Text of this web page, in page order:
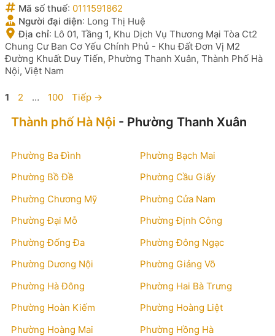
Mã số thuế: 0111591862
Người đại diện: Long Thị Huệ
Địa chỉ: Lô 01, Tầng 1, Khu Dịch Vụ Thương Mại Tòa Ct2
Chung Cư Ban Cơ Yếu Chính Phủ - Khu Đất Đơn Vị M2
Đường Khuất Duy Tiến, Phường Thanh Xuân, Thành Phố Hà
Nội, Việt Nam
Trang
1 Trang
2 … Trang
100 Tiếp →
Thành phố Hà Nội - Phường Thanh Xuân
Phường Ba Đình
Phường Bạch Mai
Phường Bồ Đề
Phường Cầu Giấy
Phường Chương Mỹ
Phường Cửa Nam
Phường Đại Mỗ
Phường Định Công
Phường Đống Đa
Phường Đông Ngạc
Phường Dương Nội
Phường Giảng Võ
Phường Hà Đông
Phường Hai Bà Trưng
Phường Hoàn Kiếm
Phường Hoàng Liệt
Phường Hoàng Mai
Phường Hồng Hà